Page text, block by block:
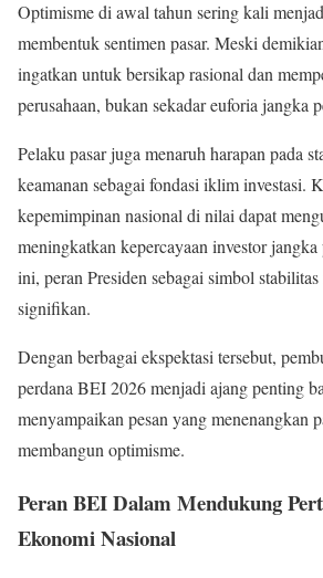
Optimisme di awal tahun sering kali
membentuk sentimen pasar. Meski
ingatkan untuk bersikap rasional dan
perusahaan, bukan sekadar euforia jangka
Pelaku pasar juga menaruh harapan pada
keamanan sebagai fondasi iklim investasi.
kepemimpinan nasional di nilai dapat
meningkatkan kepercayaan investor
ini, peran Presiden sebagai simbol
signifikan.
Dengan berbagai ekspektasi tersebut,
perdana BEI 2026 menjadi ajang penting
menyampaikan pesan yang menenangkan
membangun optimisme.
Peran BEI Dalam Mendukung
Ekonomi Nasional